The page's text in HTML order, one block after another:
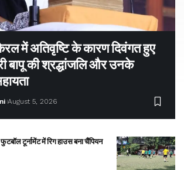
में अतिवृष्टि के कारण दिवंगत हुए
बापू की श्रद्धांजलि और उनके
August 5, 2026
टूर्नामेंट में रिग हाउस बना चैंपियन